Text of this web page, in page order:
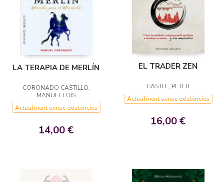
LA TERAPIA DE MERLÍN
CORONADO CASTILLO,
MANUEL LUIS
Actualment sense existències
14,00 €
EL TRADER ZEN
CASTLE, PETER
Actualment sense existències
16,00 €